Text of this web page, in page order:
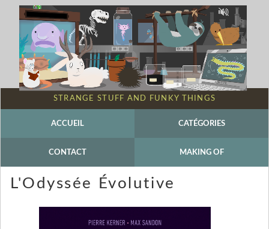
STRANGE STUFF AND FUNKY THINGS
ACCUEIL CATÉGORIES
CONTACT MAKING OF
L'Odyssée Évolutive